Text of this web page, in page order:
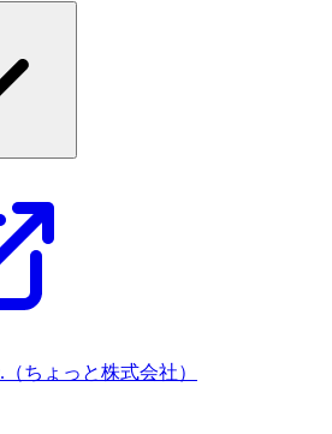
（ちょっと株式会社）